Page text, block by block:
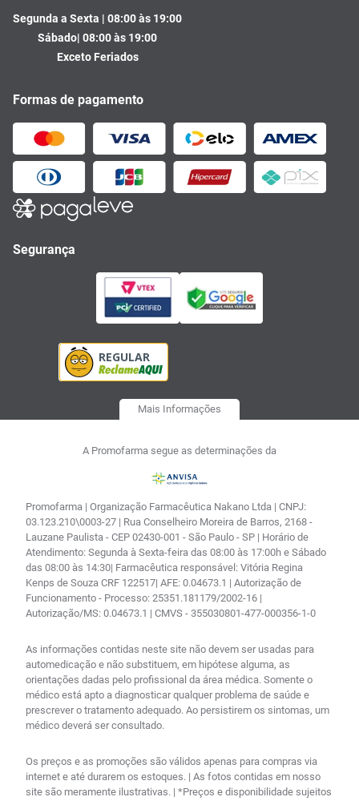
Segunda a Sexta | 08:00 às 19:00
Sábado| 08:00 às 19:00
Exceto Feriados
Formas de pagamento
Segurança
Mais Informações
A Promofarma segue as determinações da
Promofarma | Organização Farmacêutica Nakano Ltda | CNPJ:
03.123.210\0003-27 | Rua Conselheiro Moreira de Barros, 2168 -
Lauzane Paulista - CEP 02430-001 - São Paulo - SP | Horário de
Atendimento: Segunda à Sexta-feira das 08:00 às 17:00h e Sábado
das 08:00 às 14:30| Farmacêutica responsável: Vitória Regina
Kenps de Souza CRF 122517| AFE: 0.04673.1 | Autorização de
Funcionamento - Processo: 25351.181179/2002-16 |
Autorização/MS: 0.04673.1 | CMVS - 355030801-477-000356-1-0
As informações contidas neste site não devem ser usadas para
automedicação e não substituem, em hipótese alguma, as
orientações dadas pelo profissional da área médica. Somente o
médico está apto a diagnosticar qualquer problema de saúde e
prescrever o tratamento adequado. Ao persistirem os sintomas, um
médico deverá ser consultado.
Os preços e as promoções são válidos apenas para compras via
internet e até durarem os estoques. | As fotos contidas em nosso
site são meramente ilustrativas. | *Preços e disponibilidade sujeitos